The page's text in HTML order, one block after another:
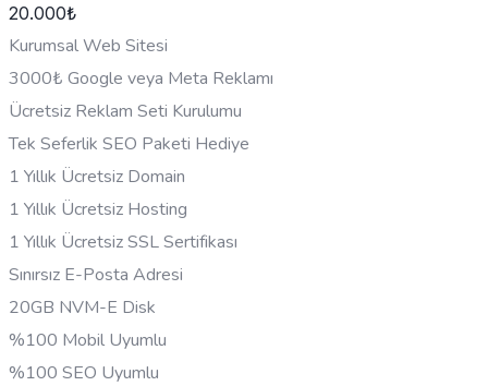
20.000₺
Kurumsal Web Sitesi
3000₺ Google veya Meta Reklamı
Ücretsiz Reklam Seti Kurulumu
Tek Seferlik SEO Paketi Hediye
1 Yıllık Ücretsiz Domain
1 Yıllık Ücretsiz Hosting
1 Yıllık Ücretsiz SSL Sertifikası
Sınırsız E-Posta Adresi
20GB NVM-E Disk
%100 Mobil Uyumlu
%100 SEO Uyumlu